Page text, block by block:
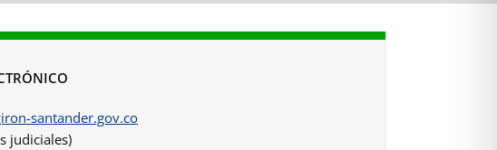
santander.gov.co
judiciales)